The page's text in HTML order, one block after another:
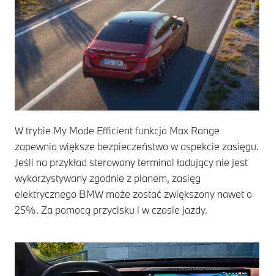
W trybie My Mode Efficient funkcja Max Range
zapewnia większe bezpieczeństwo w aspekcie zasięgu.
Jeśli na przykład sterowany terminal ładujący nie jest
wykorzystywany zgodnie z planem, zasięg
elektrycznego BMW może zostać zwiększony nawet o
25%. Za pomocą przycisku i w czasie jazdy.